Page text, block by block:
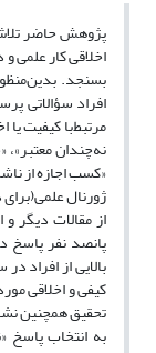
پژوهش حاضر
اخلاقی کار علمی
بسنجد.
افراد سؤالاتی
مرتبط‌با کیفیت
نه‌چندان
«کسب اجازه از
ژورنال
از مقالات دیگر
پانصد نفر
بالایی از افراد
کیفی و اخلاقی
تحقیق همچنین
به انتخاب پاسخ